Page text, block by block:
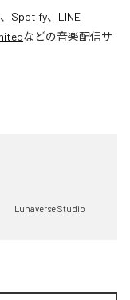
、 Spotify、 LINE
などの音楽配信サ
Lunaverse Studio